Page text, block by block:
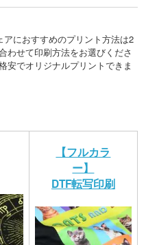
におすすめのプリント方法は2
わせて印刷方法をお選びくださ
安でオリジナルプリントできま
【フルカラ
ー】
DTF転写印刷